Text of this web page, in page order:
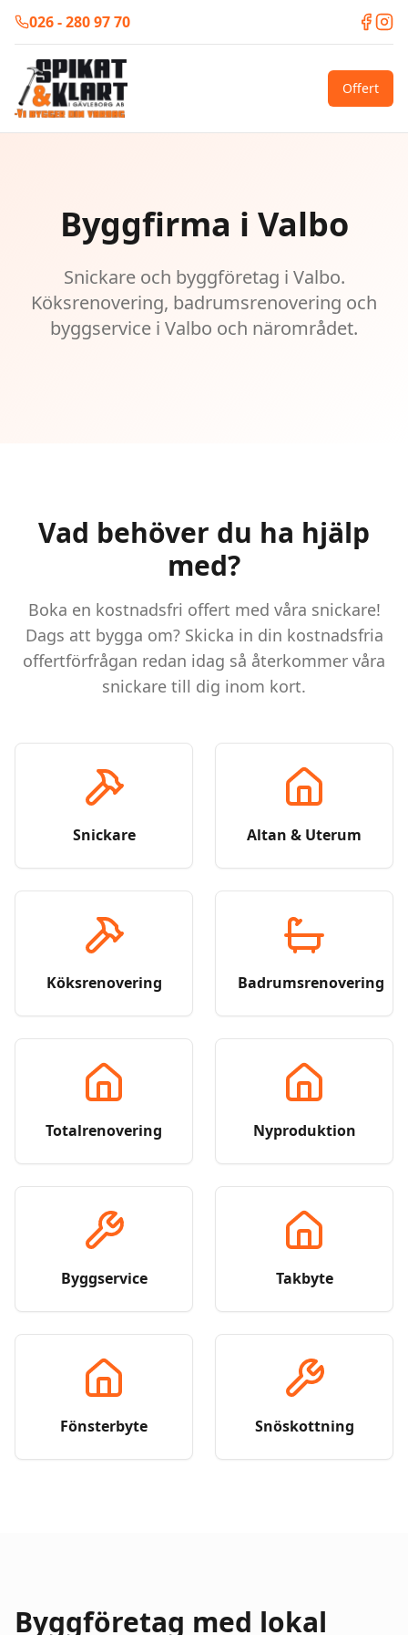
026 - 280 97 70
Offert
Byggfirma i Valbo
Snickare och byggföretag i Valbo.
Köksrenovering, badrumsrenovering och
byggservice i Valbo och närområdet.
Vad behöver du ha hjälp
med?
Boka en kostnadsfri offert med våra snickare!
Dags att bygga om? Skicka in din kostnadsfria
offertförfrågan redan idag så återkommer våra
snickare till dig inom kort.
Snickare Altan & Uterum
Köksrenovering Badrumsrenovering
Totalrenovering Nyproduktion
Byggservice Takbyte
Fönsterbyte Snöskottning
Byggföretag med lokal